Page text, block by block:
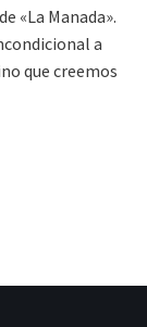
«La Manada».
a
que creemos